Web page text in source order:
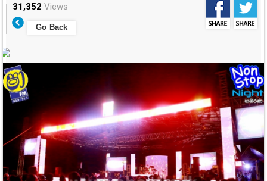
31,352 Views
Go Back